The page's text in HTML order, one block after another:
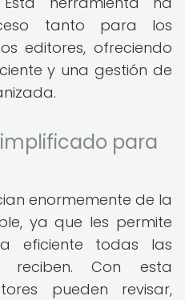
tanto para los
editores, ofreciendo
y una gestión de
para
enormemente de la
ya que les permite
eficiente todas las
reciben. Con esta
pueden revisar,